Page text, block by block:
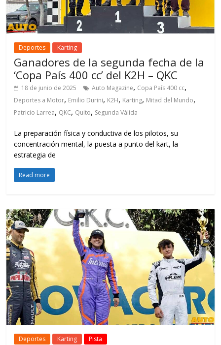
Deportes Karting
Ganadores de la segunda fecha de la
‘Copa País 400 cc’ del K2H – QKC
18 de junio de 2025 Auto Magazine, Copa País 400 cc,
Deportes a Motor, Emilio Durini, K2H, Karting, Mitad del Mundo,
Patricio Larrea, QKC, Quito, Segunda Válida
La preparación física y conductiva de los pilotos, su
concentración mental, la puesta a punto del kart, la
estrategia de
Read more
Deportes Karting Pista